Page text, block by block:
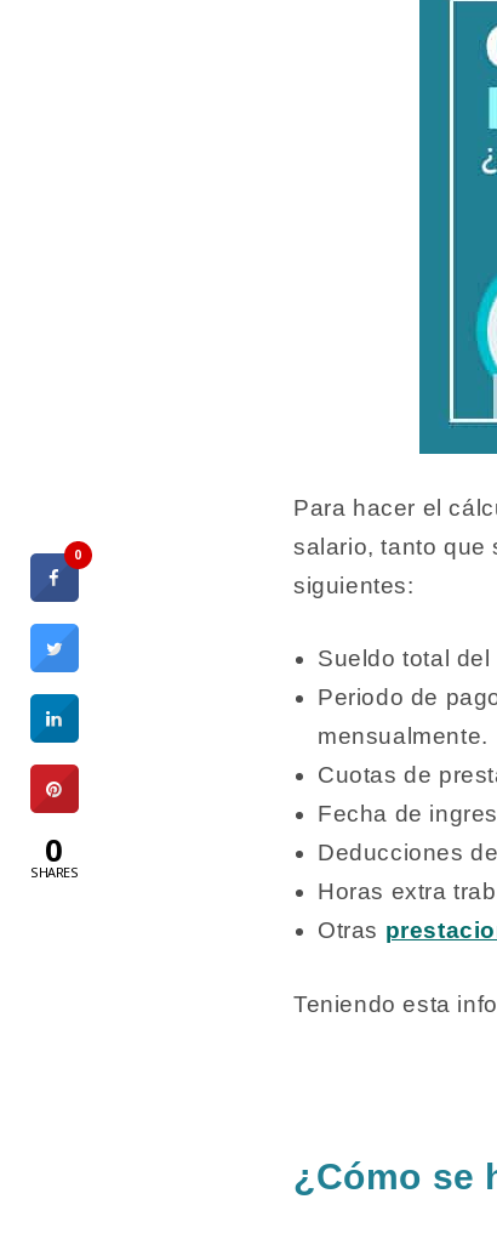
Para hacer el
salario, tanto que
siguientes:
Sueldo total
Periodo de
mensualmente.
Cuotas de
Fecha de
Deducciones
Horas extra
Otras
Teniendo esta
¿Cómo se
0
0
SHARES